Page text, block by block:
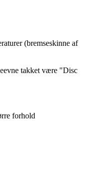
(bremseskinne af
takket være "Disc
forhold